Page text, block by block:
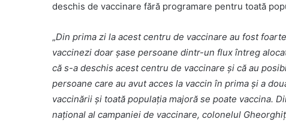
deschis de vaccinare fără programare pentru toată
„Din prima zi la acest centru de vaccinare au fost
vaccinezi doar şase persoane dintr-un flux întreg
că s-a deschis acest centru de vaccinare şi că au
persoane care au avut acces la vaccin în prima şi a
vaccinării şi toată populaţia majoră se poate vaccina.
naţional al campaniei de vaccinare, colonelul